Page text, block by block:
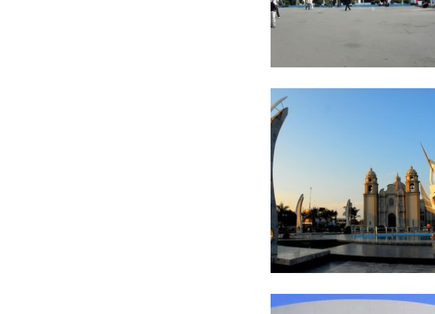
UCV – TRUJILLO
PLAZA DE ARMAS – NUEVO
CHIMBOTE
Proyectos realizados